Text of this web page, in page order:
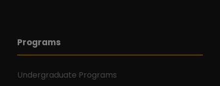
Programs
Undergraduate Programs